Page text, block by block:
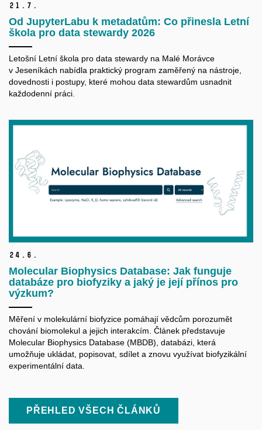
21. 7.
Od JupyterLabu k metadatům: Co přinesla Letní
škola pro data stewardy 2026
Letošní Letní škola pro data stewardy na Malé Morávce
v Jeseníkách nabídla praktický program zaměřený na nástroje,
dovednosti i postupy, které mohou data stewardům usnadnit
každodenní práci.
24. 6.
Molecular Biophysics Database: Jak funguje
databáze pro biofyziky a jaký je její přínos pro
výzkum?
Měření v molekulární biofyzice pomáhají vědcům porozumět
chování biomolekul a jejich interakcím. Článek představuje
Molecular Biophysics Database (MBDB), databázi, která
umožňuje ukládat, popisovat, sdílet a znovu využívat biofyzikální
experimentální data.
PŘEHLED VŠECH ČLÁNKŮ